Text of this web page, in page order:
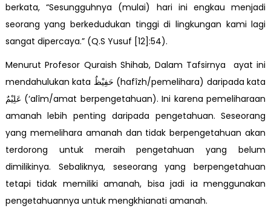
berkata, “Sesungguhnya (mulai) hari ini engkau menjadi
seorang yang berkedudukan tinggi di lingkungan kami lagi
sangat dipercaya.” (Q.S Yusuf [12]:54).
Menurut Profesor Quraish Shihab, Dalam Tafsirnya ayat ini
mendahulukan kata حَفِيْظٌ (hafîzh/pemelihara) daripada kata
عَلِيْمٌ (‘alîm/amat berpengetahuan). Ini karena pemeliharaan
amanah lebih penting daripada pengetahuan. Seseorang
yang memelihara amanah dan tidak berpengetahuan akan
terdorong untuk meraih pengetahuan yang belum
dimilikinya. Sebaliknya, seseorang yang berpengetahuan
tetapi tidak memiliki amanah, bisa jadi ia menggunakan
pengetahuannya untuk mengkhianati amanah.